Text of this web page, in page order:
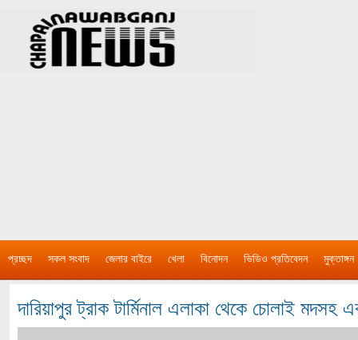
প্রচ্ছদ সকল সংবাদ জেলার বাইরে খেলা বিনোদন ভিডিও প্রতিবেদন মুক্তাঙ্গন
দারিয়াপুর ট্রাক টার্মিনাল এলাকা থেকে চোলাই